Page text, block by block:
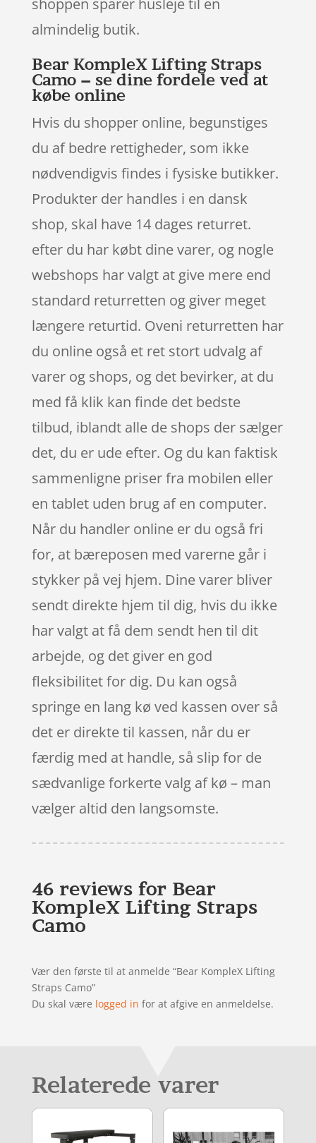
almindelig butik.
Bear KompleX Lifting Straps
Camo – se dine fordele ved at
købe online
Hvis du shopper online, begunstiges
du af bedre rettigheder, som ikke
nødvendigvis findes i fysiske butikker.
Produkter der handles i en dansk
shop, skal have 14 dages returret.
efter du har købt dine varer, og nogle
webshops har valgt at give mere end
standard returretten og giver meget
længere returtid. Oveni returretten har
du online også et ret stort udvalg af
varer og shops, og det bevirker, at du
med få klik kan finde det bedste
tilbud, iblandt alle de shops der sælger
det, du er ude efter. Og du kan faktisk
sammenligne priser fra mobilen eller
en tablet uden brug af en computer.
Når du handler online er du også fri
for, at bæreposen med varerne går i
stykker på vej hjem. Dine varer bliver
sendt direkte hjem til dig, hvis du ikke
har valgt at få dem sendt hen til dit
arbejde, og det giver en god
fleksibilitet for dig. Du kan også
springe en lang kø ved kassen over så
det er direkte til kassen, når du er
færdig med at handle, så slip for de
sædvanlige forkerte valg af kø – man
vælger altid den langsomste.
46 reviews for Bear
KompleX Lifting Straps
Camo
Vær den første til at anmelde “Bear KompleX Lifting
Straps Camo”
Du skal være logged in for at afgive en anmeldelse.
Relaterede varer